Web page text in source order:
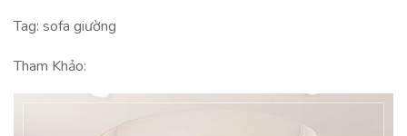
Tag: sofa giường
Tham Khảo: